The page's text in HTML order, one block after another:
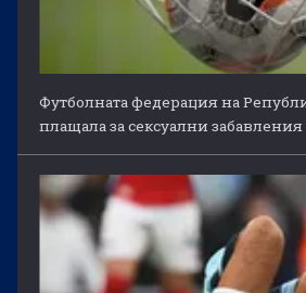
Футболната федерация на
плащала за сексуални